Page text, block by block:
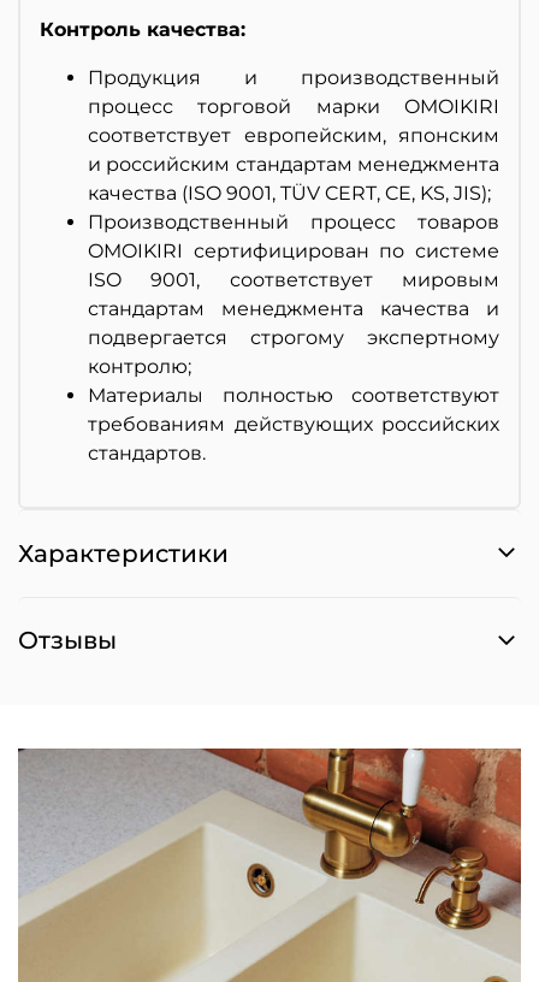
Контроль качества:
Продукция и производственный
процесс торговой марки OMOIKIRI
соответствует европейским, японским
и российским стандартам менеджмента
качества (ISO 9001, TÜV CERT, CE, KS, JIS);
Производственный процесс товаров
OMOIKIRI сертифицирован по системе
ISO 9001, соответствует мировым
стандартам менеджмента качества и
подвергается строгому экспертному
контролю;
Материалы полностью соответствуют
требованиям действующих российских
стандартов.
Характеристики
Отзывы